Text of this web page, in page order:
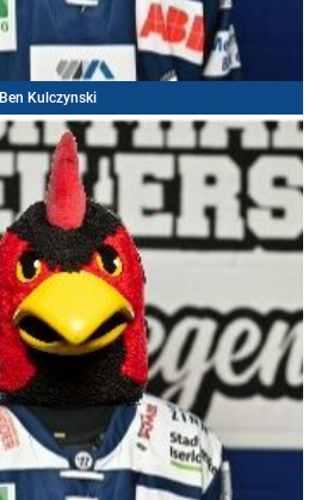
Ben Kulczynski